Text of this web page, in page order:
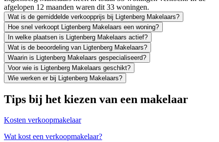
afgelopen 12 maanden waren dit 33 woningen.
Wat is de gemiddelde verkoopprijs bij Ligtenberg Makelaars?
Hoe snel verkoopt Ligtenberg Makelaars een woning?
In welke plaatsen is Ligtenberg Makelaars actief?
Wat is de beoordeling van Ligtenberg Makelaars?
Waarin is Ligtenberg Makelaars gespecialiseerd?
Voor wie is Ligtenberg Makelaars geschikt?
Wie werken er bij Ligtenberg Makelaars?
Tips bij het kiezen van een makelaar
Kosten verkoopmakelaar
Wat kost een verkoopmakelaar?